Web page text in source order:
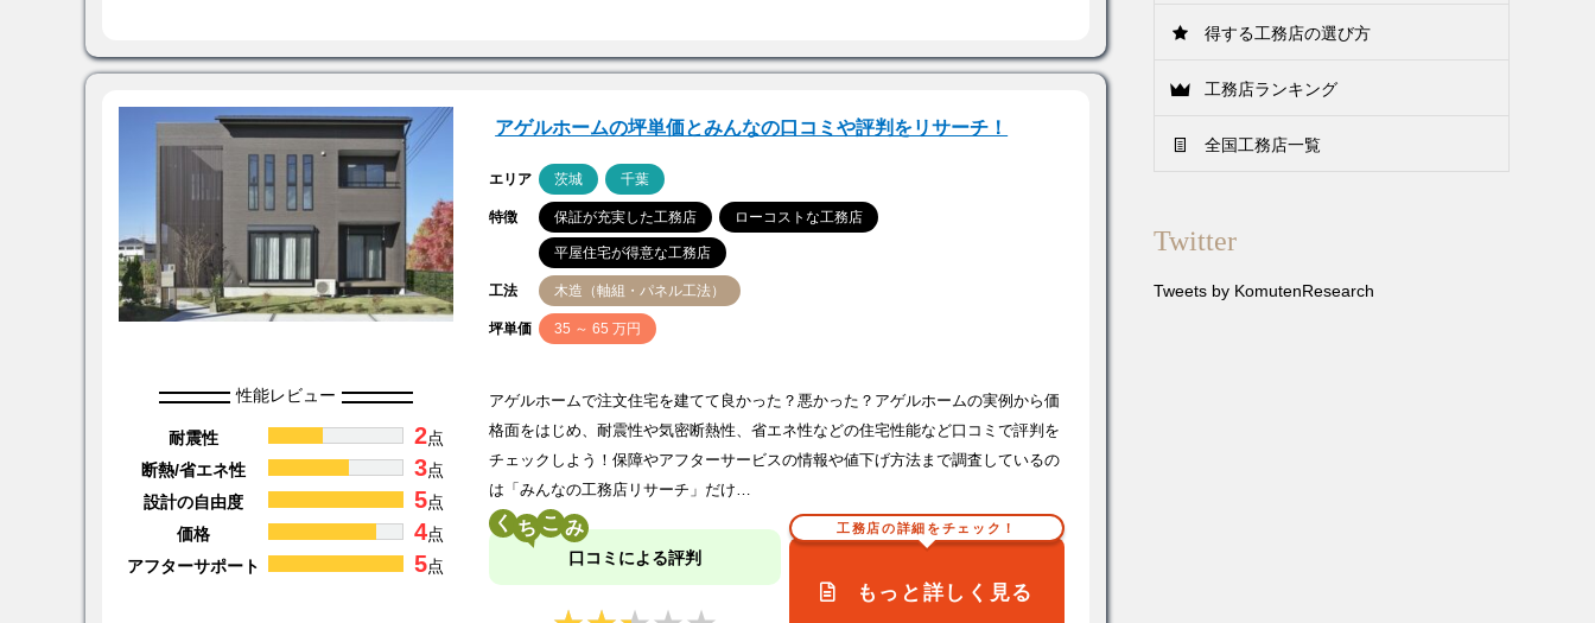
アゲルホームの坪単価とみんなの口コミや評判をリサーチ！
エリア 茨城 千葉
特徴 保証が充実した工務店 ローコストな工務店
平屋住宅が得意な工務店
工法 木造（軸組・パネル工法）
坪単価 35 ～ 65 万円
性能レビュー
耐震性 2点
断熱/省エネ性
3点
設計の自由度
5点
価格
4点
アフターサポート
5点
アゲルホームで注文住宅を建てて良かった？悪かった？アゲルホームの実例から価
格面をはじめ、耐震性や気密断熱性、省エネ性などの住宅性能など口コミで評判を
チェックしよう！保障やアフターサービスの情報や値下げ方法まで調査しているの
は「みんなの工務店リサーチ」だけ…
く こ
口コミによる評判
工務店の詳細をチェック！
もっと詳しく見る
得する工務店の選び方
工務店ランキング
全国工務店一覧
Twitter
Tweets by KomutenResearch